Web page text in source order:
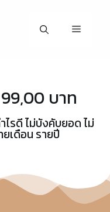
บาท
ไรดี ไม่บังคับยอด ไม่
เดือน รายปี